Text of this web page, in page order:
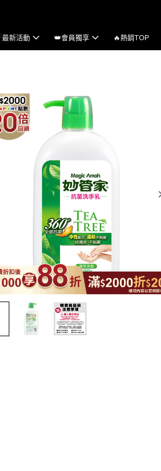
新活動 👑會員獨享 🔥熱銷TOP